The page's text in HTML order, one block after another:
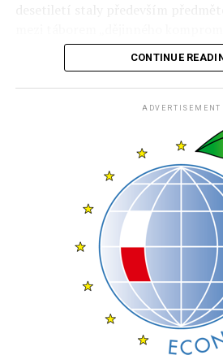
režimem a příznivci
Zatímco pro ty druhé bylo
poznání o zločinech a
podmínkou budování nového
byla relativizace „černo-bílého”
komunismu, která by zabránila
společenského konfliktu a „jitření
Impulzem pro podrobné zkoumání
Polsku se tak stalo až v roce 1998
paměti národa – Výboru pro
polskému národu (Instytut Pamięci
Komisja Ścigania Zbrodni
Polskiemu, IPN) polským
instituce, která svou činnost
CONTINUE
ADVERTISEMENT